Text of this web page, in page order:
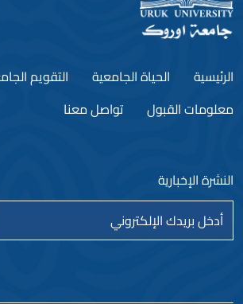
الرئيسية الحياة الجامعية
التقويم
معلومات القبول
تواصل معنا
النشرة الإخبارية